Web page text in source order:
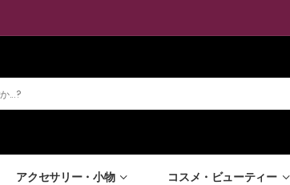
アクセサリー・小物 コスメ・ビューティー